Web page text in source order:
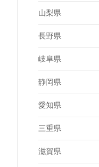
山梨県
長野県
岐阜県
静岡県
愛知県
三重県
滋賀県